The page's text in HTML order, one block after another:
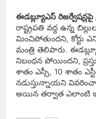
ఈడబ్ల్యూఎస్ రిజర్వేషన్లపై
రాష్ట్రపతి వద్ద ఉన్న
మించిపోతుందని, కోర్టు
మంత్రి తెలిపారు.
నిబంధన పోయిందని,
శాతం ఎస్సీ, 10 శాతం
నడుస్తున్నాయని
అయిన తర్వాత ఎలాంటి